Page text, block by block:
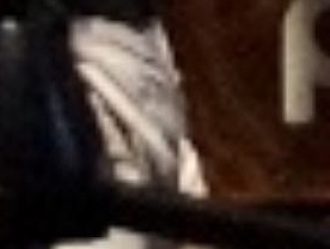
(Englisch oder
Tests sind nicht
als diagnostisches
Lehrkräfte und die
um den Lernstand
und Schüler mit Blick
Bildungsstandards zu